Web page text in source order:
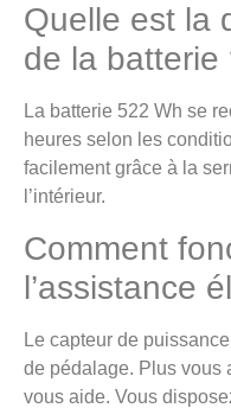
Quelle est la
de la batterie
La batterie 522 Wh se
heures selon les
facilement grâce à la
l’intérieur.
Comment
l’assistance
Le capteur de
de pédalage. Plus vous
vous aide. Vous